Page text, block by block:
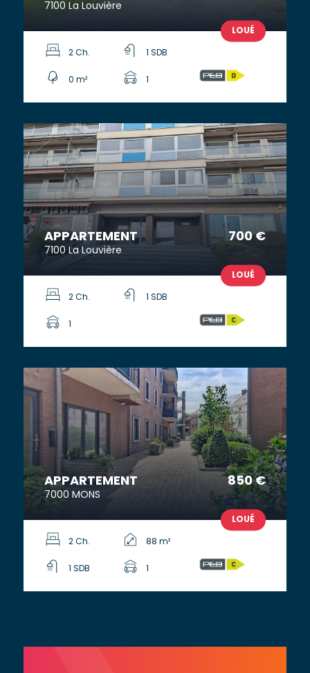
7100 La Louvière
LOUÉ
2 Ch. 1 SDB
0 m²
APPARTEMENT 700 €
7100 La Louvière
LOUÉ
2 Ch. 1 SDB
APPARTEMENT 850 €
7000 MONS
LOUÉ
2 Ch. 88 m²
1 SDB